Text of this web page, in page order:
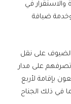
والاستقرار في
ضيافة
الضيوف على نقل
على مدار
بإقامة لأربع
في ذلك الجناح